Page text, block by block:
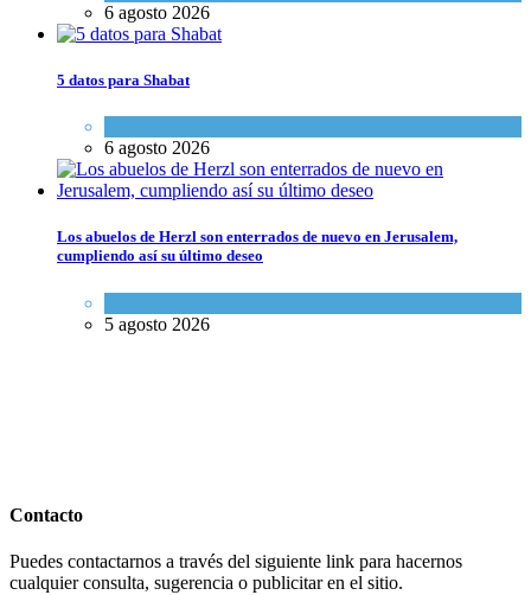
6 agosto 2026
5 datos para Shabat
6 agosto 2026
Los abuelos de Herzl son enterrados de nuevo en Jerusalem,
cumpliendo así su último deseo
5 agosto 2026
Contacto
Puedes contactarnos a través del siguiente link para hacernos
cualquier consulta, sugerencia o publicitar en el sitio.